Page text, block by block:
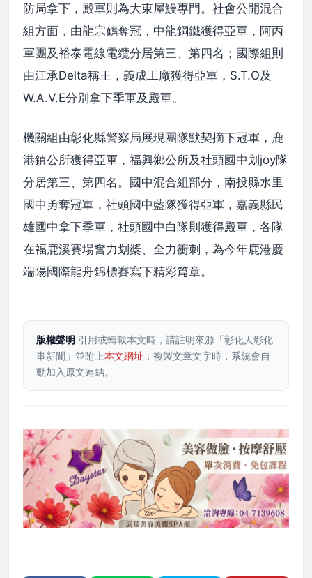
防局拿下，殿軍則為大東屋鰻專門。社會公開混合
組方面，由龍宗鶴奪冠，中龍鋼鐵獲得亞軍，阿丙
軍團及裕泰電線電纜分居第三、第四名；國際組則
由江承Delta稱王，義成工廠獲得亞軍，S.T.O及
W.A.V.E分別拿下季軍及殿軍。
機關組由彰化縣警察局展現團隊默契摘下冠軍，鹿
港鎮公所獲得亞軍，福興鄉公所及社頭國中划joy隊
分居第三、第四名。國中混合組部分，南投縣水里
國中勇奪冠軍，社頭國中藍隊獲得亞軍，嘉義縣民
雄國中拿下季軍，社頭國中白隊則獲得殿軍，各隊
在福鹿溪賽場奮力划槳、全力衝刺，為今年鹿港慶
端陽國際龍舟錦標賽寫下精彩篇章。
版權聲明 引用或轉載本文時，請註明來源「彰化人彰化
事新聞」並附上本文網址 ；複製文章文字時，系統會自
動加入原文連結。